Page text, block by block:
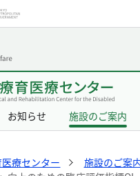
お知らせ 施設のご案内
療センター
施設のご案